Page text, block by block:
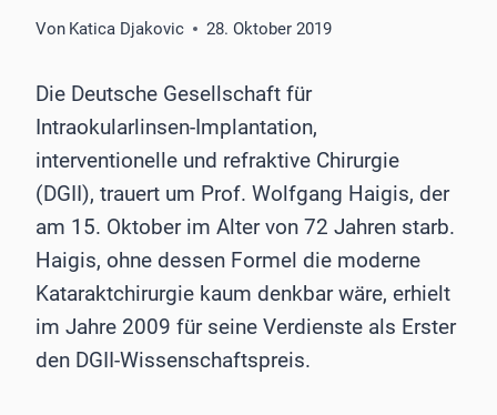
Von Katica Djakovic 28. Oktober 2019
Die Deutsche Gesellschaft für
Intraokularlinsen-Implantation,
interventionelle und refraktive Chirurgie
(DGII), trauert um Prof. Wolfgang Haigis, der
am 15. Oktober im Alter von 72 Jahren starb.
Haigis, ohne dessen Formel die moderne
Kataraktchirurgie kaum denkbar wäre, erhielt
im Jahre 2009 für seine Verdienste als Erster
den DGII-Wissenschaftspreis.